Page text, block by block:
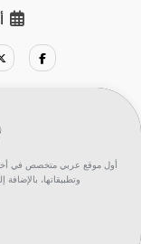
أول موقع عربي متخصص في أخبار
وتطبيقاتها،